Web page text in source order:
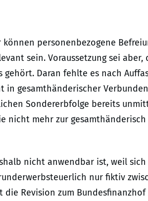
personenbezogene
sein. Voraussetzung sei aber,
Daran fehlte es nach
in gesamthänderischer
Sondererbfolge bereits
nicht mehr zur
nicht anwendbar ist, weil
nur fiktiv
Revision zum Bundesfinanzhof